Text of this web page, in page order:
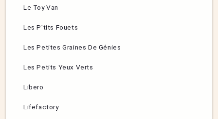
Le Toy Van
Les P’tits Fouets
Les Petites Graines De Génies
Les Petits Yeux Verts
Libero
Lifefactory